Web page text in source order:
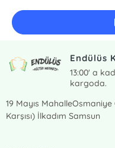
Endülüs
13:00' a
kargoda.
19 Mayıs
Karşısı) İlkadım Samsun